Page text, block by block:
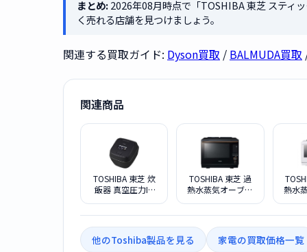
まとめ:2026年08月時点で「TOSHIBA 東芝 スティ
く売れる店舗を見つけましょう。
関連する買取ガイド: Dyson買取 / BALMUDA買取
関連商品
TOSHIBA 東芝 炊
飯器 真空圧力IH
TOSHIBA 東芝 過
熱水蒸気オーブン
熱水
他のToshiba製品を見る 家電の買取価格一覧